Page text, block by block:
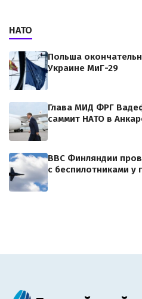
НАТО
Польша
Украине МиГ-29
Глава МИД ФРГ
саммит НАТО в
ВВС Финляндии
с беспилотниками у